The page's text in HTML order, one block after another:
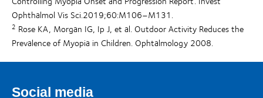
Ophthalmol Vis Sci.2019;60:M106–M131.
2 Rose KA, Morgan IG, Ip J, et al. Outdoor Activity Reduces the
Prevalence of Myopia in Children. Ophtalmology 2008.
Social media